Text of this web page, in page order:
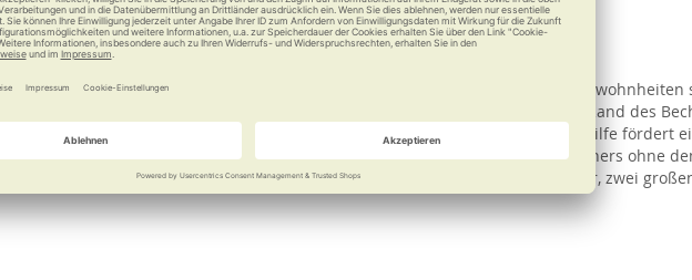
Trinkposition
Trinken
mit Schluckstörung oder Bewegungseinschränkungen ihren normalen Trinkgewohnheiten
(sippa pad) sorgt für einen konstanten Flüssigkeitsspiegel am oberen Rand des
Kinn getrunken werden, was die Atemwege besonders schützt. Die Trinkhilfe fördert
des Verschluckens beim Trinken und ermöglicht dadurch das Leeren des Bechers ohne
mit von Logopäden entwickeltem, ergonomischen Mundstück, ein Trinkbecher, zwei